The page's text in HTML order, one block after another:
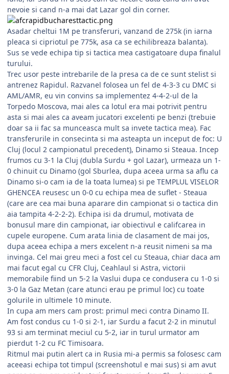
nevoie si cand n-a mai dat Lazar gol din corner.
Asadar cheltui 1M pe transferuri, vanzand de 275k (in iarna
pleaca si cipriotul pe 775k, asa ca se echilibreaza balanta).
Sus se vede echipa tip si tactica mea castigatoare dupa finalul
turului.
Trec usor peste intrebarile de la presa ca de ce sunt stelist si
antrenez Rapidul. Razvanel folosea un fel de 4-3-3 cu DMC si
AML/AMR, eu vin convins sa implementez 4-4-2-ul de la
Torpedo Moscova, mai ales ca lotul era mai potrivit pentru
asta si mai ales ca aveam jucatori excelenti pe benzi (trebuie
doar sa ii fac sa munceasca mult sa invete tactica mea). Fac
transferurile in consecinta si ma asteapta un inceput de foc: U
Cluj (locul 2 campionatul precedent), Dinamo si Steaua. Incep
frumos cu 3-1 la Cluj (dubla Surdu + gol Lazar), urmeaza un 1-
0 chinuit cu Dinamo (gol Sburlea, dupa aceea urma sa aflu ca
Dinamo si-o cam ia de la toata lumea) si pe TEMPLUL VISELOR
GHENCEA reusesc un 0-0 cu echipa mea de suflet - Steaua
(care are cea mai buna aparare din campionat si o tactica din
aia tampita 4-2-2-2). Echipa isi da drumul, motivata de
bonusul mare din campionat, iar obiectivul e califcarea in
cupele europene. Cum arata linia de clasament de mai jos,
dupa aceea echipa a mers excelent n-a reusit nimeni sa ma
invinga. Cel mai greu meci a fost cel cu Steaua, chiar daca am
mai facut egal cu CFR Cluj, Ceahlaul si Astra, victorii
memorabile fiind un 5-2 la Vaslui dupa ce condusera cu 1-0 si
3-0 la Gaz Metan (care atunci erau pe primul loc) cu toate
golurile in ultimele 10 minute.
In cupa am mers cam prost: primul meci contra Dinamo II.
Am fost condus cu 1-0 si 2-1, iar Surdu a facut 2-2 in minutul
93 si am terminat meciul cu 5-2, iar in turul urmator am
pierdut 1-2 cu FC Timisoara.
Ritmul mai putin alert ca in Rusia mi-a permis sa folosesc cam
aceeasi echipa tot timpul (screenshotul e mai sus) si am avut